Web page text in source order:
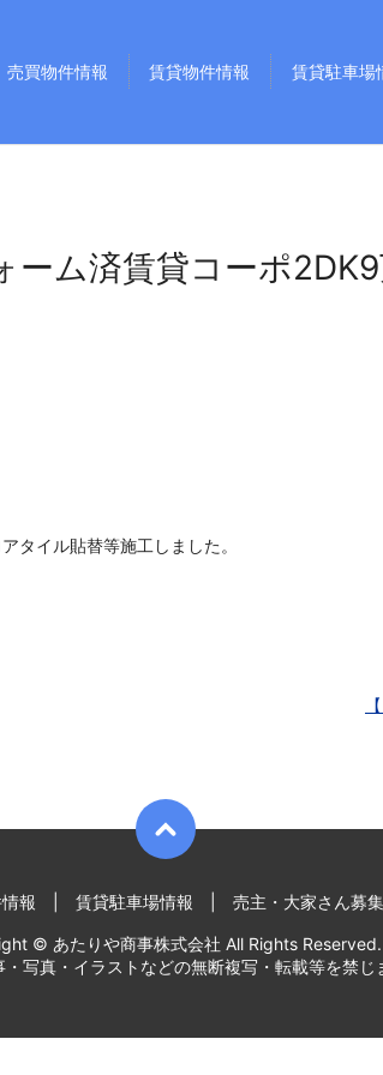
売買物件情報 賃貸物件情報 賃貸駐車場
ーム済賃貸コーポ
タイル貼替等施工しました。
報 賃貸駐車場情報 売主・大家さん募集
© あたりや商事株式会社 All Rights Reserved.
・写真・イラストなどの無断複写・転載等を禁じ